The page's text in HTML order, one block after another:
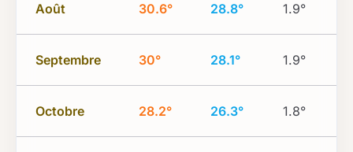
Août 30.6° 28.8° 1.9°
Septembre 30° 28.1° 1.9°
Octobre 28.2° 26.3° 1.8°